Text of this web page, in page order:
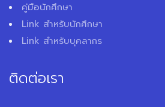
คู่มือนักศึกษา
Link สำหรับนักศึกษา
Link สำหรับบุคลากร
ติดต่อเรา